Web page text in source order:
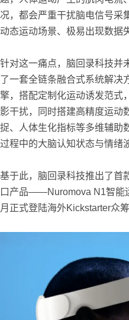
况，都会严重干扰脑电信号采
动态运动场景、极易出现数据
针对这一痛点，脑回录科技并
了一套全链条融合式系统解决
擎，搭配定制化运动诱发范式
影干扰，同时搭建高精度运动
捉、人体生化指标等多维辅助
过程中的大脑认知状态与情绪
基于此，脑回录科技推出了首
口产品——Nuromova N1智能
月正式登陆海外Kickstarter众筹